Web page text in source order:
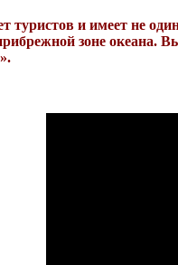
туристов и имеет не
зоне океана.